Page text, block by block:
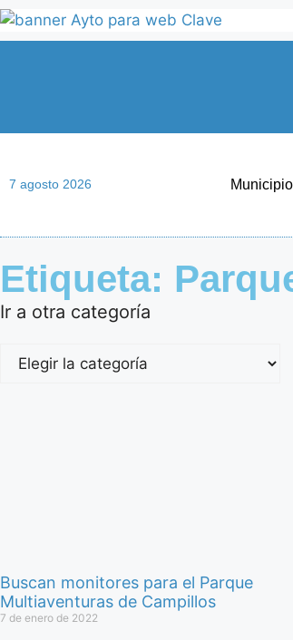
7 agosto 2026
Etiqueta:
Ir a otra categoría
Buscan monitores para el Parque
Multiaventuras de Campillos
7 de enero de 2022